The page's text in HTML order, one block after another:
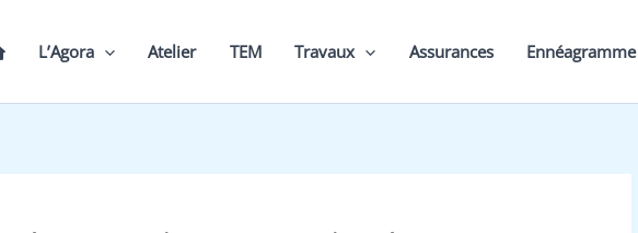
L’Agora Atelier TEM Travaux Assurances Ennéagramme